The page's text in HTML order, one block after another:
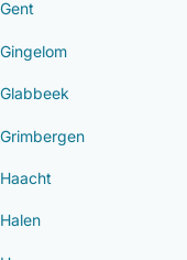
Gent
Gingelom
Glabbeek
Grimbergen
Haacht
Halen